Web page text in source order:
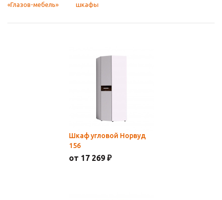
«Глазов-мебель»
шкафы
Шкаф угловой Норвуд
156
от 17 269 ₽